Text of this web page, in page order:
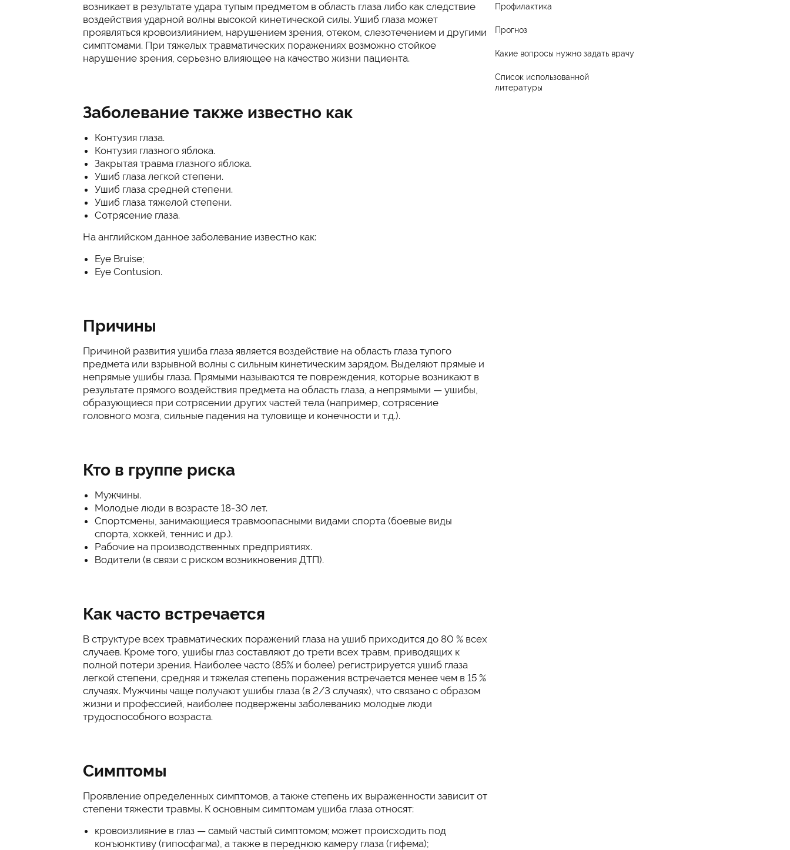
возникает в результате удара тупым предметом в область глаза либо как следствие
воздействия ударной волны высокой кинетической силы. Ушиб глаза может
проявляться кровоизлиянием, нарушением зрения, отеком, слезотечением и другими
симптомами. При тяжелых травматических поражениях возможно стойкое
нарушение зрения, серьезно влияющее на качество жизни пациента.
Заболевание также известно как
Контузия глаза.
Контузия глазного яблока.
Закрытая травма глазного яблока.
Ушиб глаза легкой степени.
Ушиб глаза средней степени.
Ушиб глаза тяжелой степени.
Сотрясение глаза.
На английском данное заболевание известно как:
Eye Bruise;
Eye Contusion.
Причины
Причиной развития ушиба глаза является воздействие на область глаза тупого
предмета или взрывной волны с сильным кинетическим зарядом. Выделяют прямые и
непрямые ушибы глаза. Прямыми называются те повреждения, которые возникают в
результате прямого воздействия предмета на область глаза, а непрямыми — ушибы,
образующиеся при сотрясении других частей тела (например, сотрясение
головного мозга, сильные падения на туловище и конечности и т.д.).
Кто в группе риска
Мужчины.
Молодые люди в возрасте 18-30 лет.
Спортсмены, занимающиеся травмоопасными видами спорта (боевые виды
спорта, хоккей, теннис и др.).
Рабочие на производственных предприятиях.
Водители (в связи с риском возникновения ДТП).
Как часто встречается
В структуре всех травматических поражений глаза на ушиб приходится до 80 % всех
случаев. Кроме того, ушибы глаз составляют до трети всех травм, приводящих к
полной потери зрения. Наиболее часто (85% и более) регистрируется ушиб глаза
легкой степени, средняя и тяжелая степень поражения встречается менее чем в 15 %
случаях. Мужчины чаще получают ушибы глаза (в 2/3 случаях), что связано с образом
жизни и профессией, наиболее подвержены заболеванию молодые люди
трудоспособного возраста.
Симптомы
Проявление определенных симптомов, а также степень их выраженности зависит от
степени тяжести травмы. К основным симптомам ушиба глаза относят:
кровоизлияние в глаз — самый частый симптомом; может происходить под
конъюнктиву (гипосфагма), а также в переднюю камеру глаза (гифема);
Профилактика
Прогноз
Какие вопросы нужно задать врачу
Список использованной
литературы